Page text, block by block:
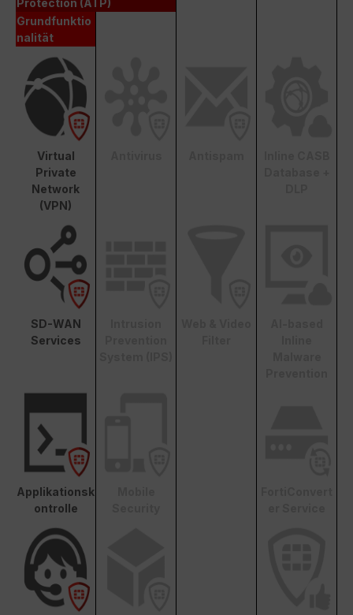
Protection (ATP)
Grundfunktio
nalität
Virtual
Private
Network
(VPN)
SD-WAN
Services
Applikationsk
ontrolle